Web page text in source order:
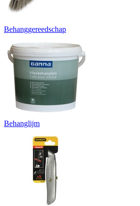
Behanggereedschap
Behanglijm